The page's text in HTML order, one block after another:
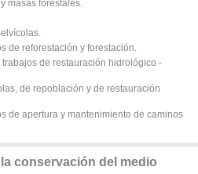
masas forestales.
de reforestación y forestación.
de restauración hidrológico -
de repoblación y de restauración
de apertura y mantenimiento de caminos
conservación del medio